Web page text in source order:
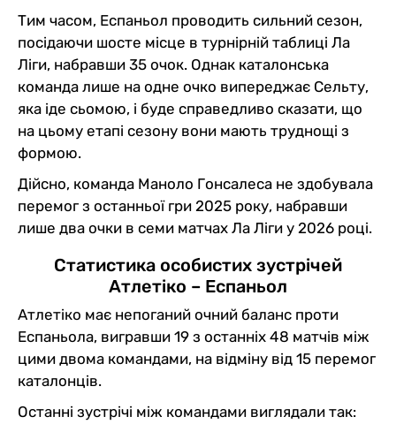
Тим часом, Еспаньол проводить сильний сезон,
посідаючи шосте місце в турнірній таблиці Ла
Ліги, набравши 35 очок. Однак каталонська
команда лише на одне очко випереджає Сельту,
яка іде сьомою, і буде справедливо сказати, що
на цьому етапі сезону вони мають труднощі з
формою.
Дійсно, команда Маноло Гонсалеса не здобувала
перемог з останньої гри 2025 року, набравши
лише два очки в семи матчах Ла Ліги у 2026 році.
Статистика особистих зустрічей
Атлетіко – Еспаньол
Атлетіко має непоганий очний баланс проти
Еспаньола, вигравши 19 з останніх 48 матчів між
цими двома командами, на відміну від 15 перемог
каталонців.
Останні зустрічі між командами виглядали так: